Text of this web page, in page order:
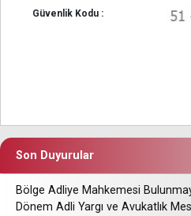
Güvenlik Kodu :
Son Duyurular
Bölge Adliye Mahkemesi
Dönem Adli Yargı ve Avukatlık